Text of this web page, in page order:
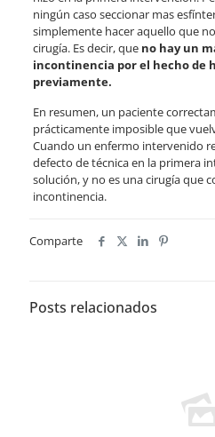
ningún caso seccionar mas
simplemente hacer aquello que
cirugía. Es decir, que no hay un
incontinencia por el hecho de
previamente.
En resumen, un paciente
prácticamente imposible que
Cuando un enfermo intervenido
defecto de técnica en la primera
solución, y no es una cirugía que
incontinencia.
Comparte
Posts relacionados